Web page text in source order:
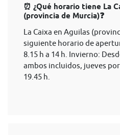
⏰ ¿Qué horario tiene La
(provincia de Murcia)❓
La Caixa en Aguilas
siguiente horario de
8.15 h a 14 h. Invierno:
ambos incluidos, jueves
19.45 h.